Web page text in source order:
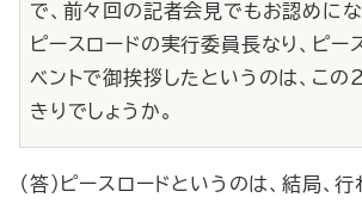
で、前々回の記者会見でもお認めにな
ピースロードの実行委員長なり、ピー
ベントで御挨拶したというのは、こ
きりでしょうか。
（答）ピースロードというのは、結局、